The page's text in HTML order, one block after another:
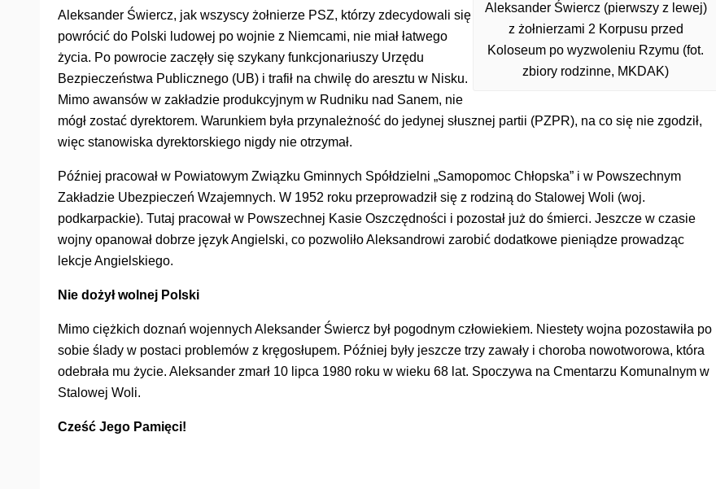
Aleksander Świercz (pierwszy z lewej)
z żołnierzami 2 Korpusu przed
Koloseum po wyzwoleniu Rzymu (fot.
zbiory rodzinne, MKDAK)
Aleksander Świercz, jak wszyscy żołnierze PSZ, którzy zdecydowali się
powrócić do Polski ludowej po wojnie z Niemcami, nie miał łatwego
życia. Po powrocie zaczęły się szykany funkcjonariuszy Urzędu
Bezpieczeństwa Publicznego (UB) i trafił na chwilę do aresztu w Nisku.
Mimo awansów w zakładzie produkcyjnym w Rudniku nad Sanem, nie
mógł zostać dyrektorem. Warunkiem była przynależność do jedynej słusznej partii (PZPR), na co się nie zgodził,
więc stanowiska dyrektorskiego nigdy nie otrzymał.
Później pracował w Powiatowym Związku Gminnych Spółdzielni „Samopomoc Chłopska” i w Powszechnym
Zakładzie Ubezpieczeń Wzajemnych. W 1952 roku przeprowadził się z rodziną do Stalowej Woli (woj.
podkarpackie). Tutaj pracował w Powszechnej Kasie Oszczędności i pozostał już do śmierci. Jeszcze w czasie
wojny opanował dobrze język Angielski, co pozwoliło Aleksandrowi zarobić dodatkowe pieniądze prowadząc
lekcje Angielskiego.
Nie dożył wolnej Polski
Mimo ciężkich doznań wojennych Aleksander Świercz był pogodnym człowiekiem. Niestety wojna pozostawiła po
sobie ślady w postaci problemów z kręgosłupem. Później były jeszcze trzy zawały i choroba nowotworowa, która
odebrała mu życie. Aleksander zmarł 10 lipca 1980 roku w wieku 68 lat. Spoczywa na Cmentarzu Komunalnym w
Stalowej Woli.
Cześć Jego Pamięci!